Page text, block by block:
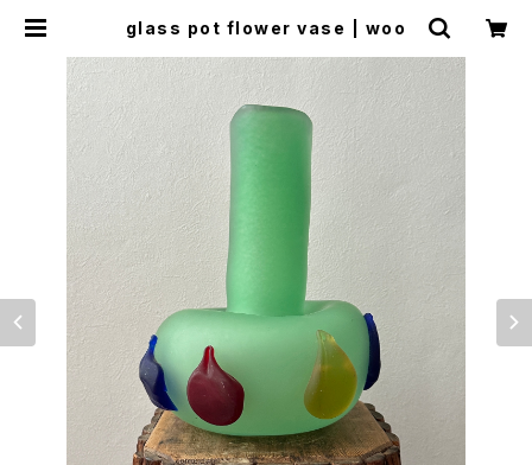
glass pot flower vase | woo